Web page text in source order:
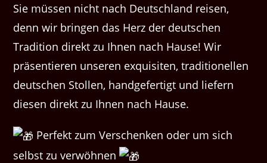
Sie müssen nicht nach Deutschland reisen,
denn wir bringen das Herz der deutschen
Tradition direkt zu Ihnen nach Hause! Wir
präsentieren unseren exquisiten, traditionellen
deutschen Stollen, handgefertigt und liefern
diesen direkt zu Ihnen nach Hause.
Perfekt zum Verschenken oder um sich
selbst zu verwöhnen